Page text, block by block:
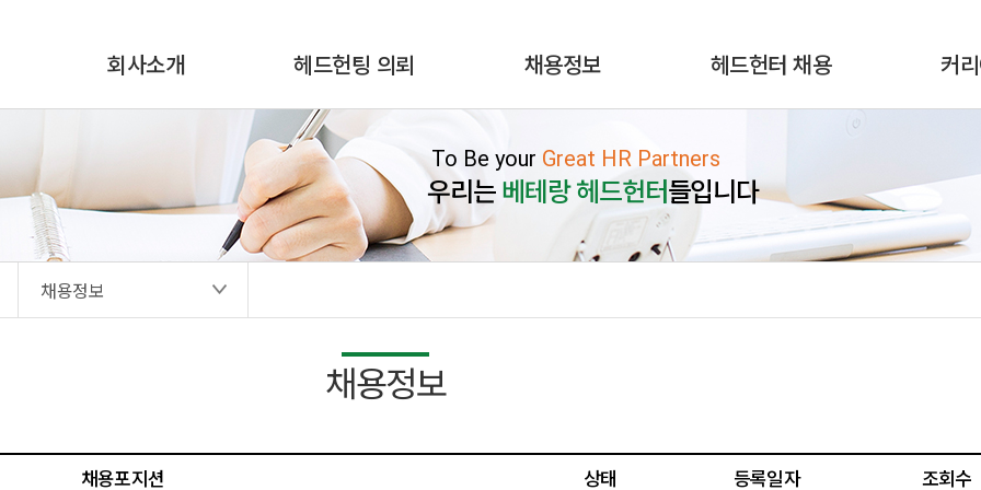
회사소개 헤드헌팅 의뢰 채용정보 헤드헌터 채용 커
To Be your Great HR Partners
우리는베테랑 헤드헌터들입니다
채용정보
채용정보
채용포지션 상태 등록일자 조회수